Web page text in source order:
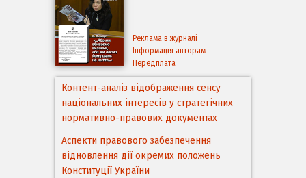
Реклама в журналі
Інформація авторам
Передплата
Контент-аналіз відображення сенсу
національних інтересів у стратегічних
нормативно-правових документах
Аспекти правового забезпечення
відновлення дії окремих положень
Конституції України